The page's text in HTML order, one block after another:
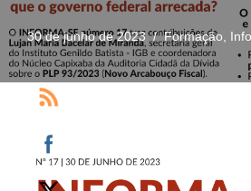
30 de junho de 2023 Formação